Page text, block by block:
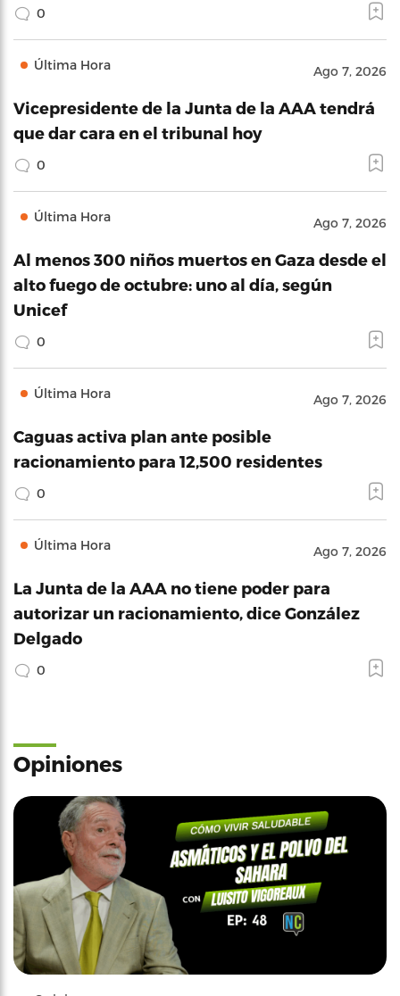
0
Última Hora Ago 7, 2026
Vicepresidente de la Junta de la AAA tendrá
que dar cara en el tribunal hoy
0
Última Hora Ago 7, 2026
Al menos 300 niños muertos en Gaza desde el
alto fuego de octubre: uno al día, según
Unicef
0
Última Hora Ago 7, 2026
Caguas activa plan ante posible
racionamiento para 12,500 residentes
0
Última Hora Ago 7, 2026
La Junta de la AAA no tiene poder para
autorizar un racionamiento, dice González
Delgado
0
Opiniones